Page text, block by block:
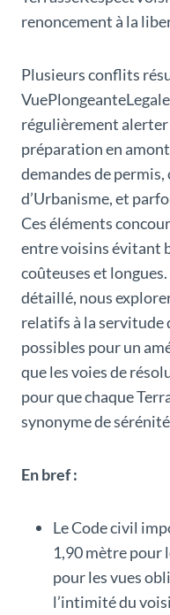
renoncement à la
Plusieurs conflits
régulièrement alerter
préparation en
demandes de
d’Urbanisme, et
Ces éléments
entre voisins évitant
coûteuses et
détaillé, nous
relatifs à la servitude
possibles pour un
que les voies de
pour que chaque
synonyme de
En bref :
Le Code civil
1,90 mètre pour
pour les vues
l’intimité du